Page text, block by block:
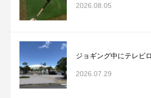
2026.08.05
ジョギング中にテレビ
2026.07.29